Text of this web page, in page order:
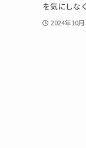
を気にしな
2024年10月